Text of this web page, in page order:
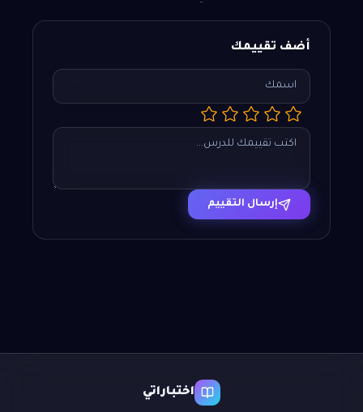
أضف تقييمك
إرسال التقييم
اختباراتي